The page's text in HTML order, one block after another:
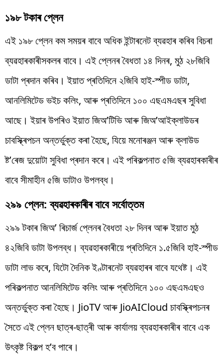
১৯৮ টকাৰ প্লেন
এই ১৯৮ প্লেন কম সময়ৰ বাবে অধিক ইন্টাৰনেট ব্যৱহাৰ কৰিব বিচৰা
ব্যৱহাৰকাৰীসকলৰ বাবে। এই প্লেনৰ বৈধতা ১৪ দিনৰ, মুঠ ২৮জিবি
ডাটা প্ৰদান কৰিব। ইয়াত প্ৰতিদিনে ২জিবি হাই-স্পীড ডাটা,
আনলিমিটেড ভইচ কলিং, আৰু প্ৰতিদিনে ১০০ এছএমএছৰ সুবিধা
আছে। ইয়াৰ উপৰিও ইয়াত জিঅ’টিভি আৰু জিঅ’আইক্লাউডৰ
চাবস্ক্ৰিপচন অন্তৰ্ভুক্ত কৰা হৈছে, যিয়ে মনোৰঞ্জন আৰু ক্লাউড
ষ্ট’ৰেজ দুয়োটা সুবিধা প্ৰদান কৰে। এই পৰিকল্পনাত ৫জি ব্যৱহাৰকাৰীৰ
বাবে সীমাহীন ৫জি ডাটাও উপলব্ধ।
২৯৯ প্লেন: ব্যৱহাৰকাৰীৰ বাবে সৰ্বোত্তম
২৯৯ টকাৰ জিঅ’ ৰিচাৰ্জ প্লেনৰ বৈধতা ২৮ দিনৰ আৰু ইয়াত মুঠ
৪২জিবি ডাটা উপলব্ধ। ব্যৱহাৰকাৰীয়ে প্ৰতিদিনে ১.৫জিবি হাই-স্পীড
ডাটা লাভ কৰে, যিটো দৈনিক ইণ্টাৰনেট ব্যৱহাৰৰ বাবে যথেষ্ট। এই
পৰিকল্পনাত আনলিমিটেড কলিং আৰু প্ৰতিদিনে ১০০ এছএমএছও
অন্তৰ্ভুক্ত কৰা হৈছে। JioTV আৰু JioAICloud চাবস্ক্ৰিপচনৰ
সৈতে এই প্লেন ছাত্ৰ-ছাত্ৰী আৰু কাৰ্যালয় ব্যৱহাৰকাৰীৰ বাবে এক
উৎকৃষ্ট বিকল্প হ’ব পাৰে।